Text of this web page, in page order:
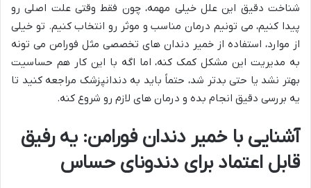
شناخت دقیق این علل خیلی مهمه، چون فقط وقتی علت اصلی رو
پیدا کنیم، می تونیم درمان مناسب و موثر رو انتخاب کنیم. تو خیلی
از موارد، استفاده از خمیر دندان های تخصصی مثل فورامن می تونه
به مدیریت این مشکل کمک کنه، اما اگه با این کار هم حساسیت
بهتر نشد یا حتی بدتر شد، حتماً باید به دندانپزشک مراجعه کنید تا
یه بررسی دقیق انجام بده و درمان های لازم رو شروع کنه.
آشنایی با خمیر دندان فورامن: یه رفیق
قابل اعتماد برای دندونای حساس